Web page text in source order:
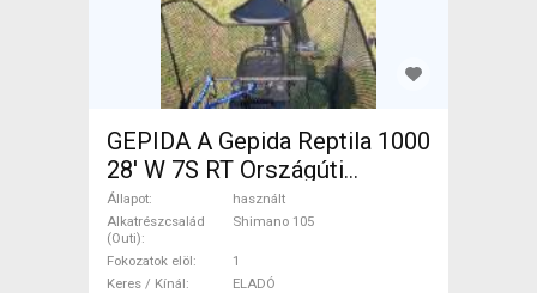
GEPIDA A Gepida Reptila 1000
28' W 7S RT Országúti
Shimano 105 használt ELADÓ
Állapot
használt
Alkatrészcsalád
(Outi)
Shimano 105
Fokozatok elöl
1
Keres / Kínál
ELADÓ